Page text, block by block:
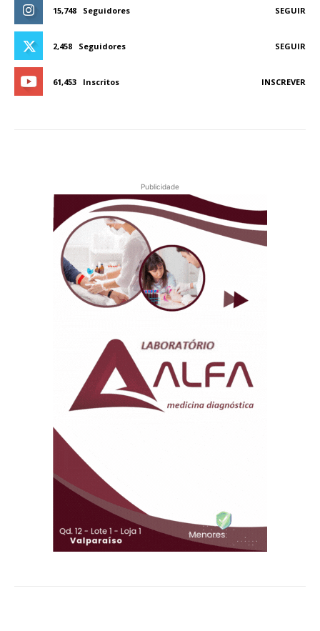
15,748 Seguidores SEGUIR
2,458 Seguidores SEGUIR
61,453 Inscritos INSCREVER
Publicidade